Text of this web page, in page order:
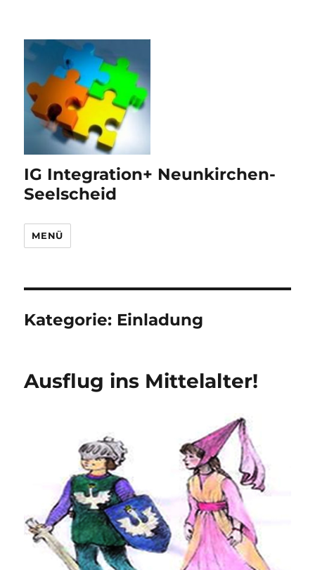
IG Integration+ Neunkirchen-
Seelscheid
MENÜ
Kategorie: Einladung
Ausflug ins Mittelalter!